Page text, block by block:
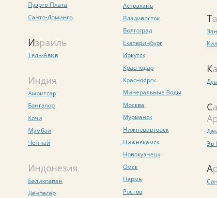
Пуэрто-Плата
Санто-Доминго
Израиль
Тель-Авив
Индия
Амритсар
Бангалор
Кочи
Мумбаи
Ченнай
Индонезия
Баликпапан
Денпасар
Астрахань
Владивосток
Волгоград
Екатеринбург
Иркутск
Краснодар
Красноярск
Минеральные Воды
Москва
Мурманск
Нижневартовск
Нижнекамск
Новокузнецк
Омск
Пермь
Ростов
Саудовская